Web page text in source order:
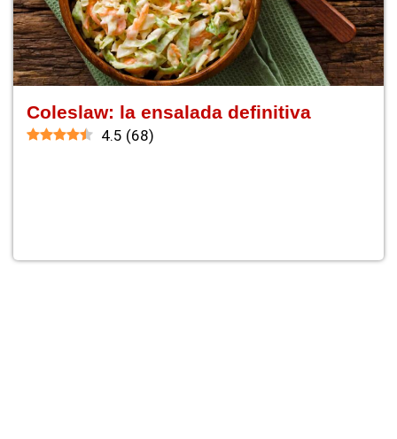
Coleslaw: la ensalada definitiva
4.5 (68)